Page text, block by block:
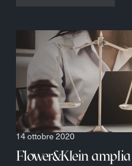
14 ottobre 2020
Flower&Klein